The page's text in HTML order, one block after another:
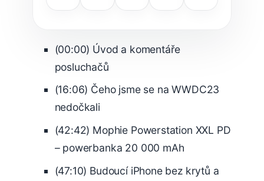
(00:00) Úvod a komentáře
posluchačů
(16:06) Čeho jsme se na WWDC23
nedočkali
(42:42) Mophie Powerstation XXL PD
– powerbanka 20 000 mAh
(47:10) Budoucí iPhone bez krytů a